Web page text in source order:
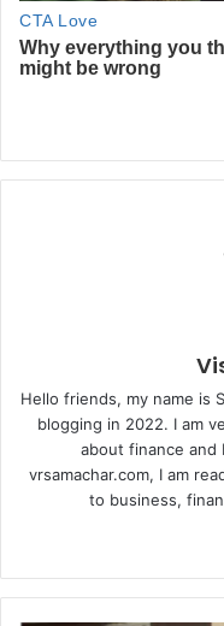
Hello friends, my name is
blogging in 2022. I am
about finance
vrsamachar.com, I am
to business,